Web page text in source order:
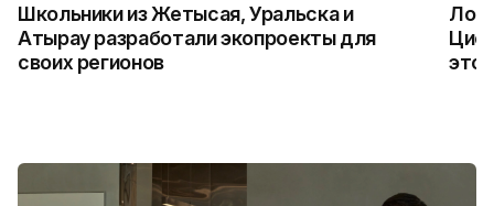
Школьники из Жетысая, Уральска и
Атырау разработали экопроекты для
своих регионов
это